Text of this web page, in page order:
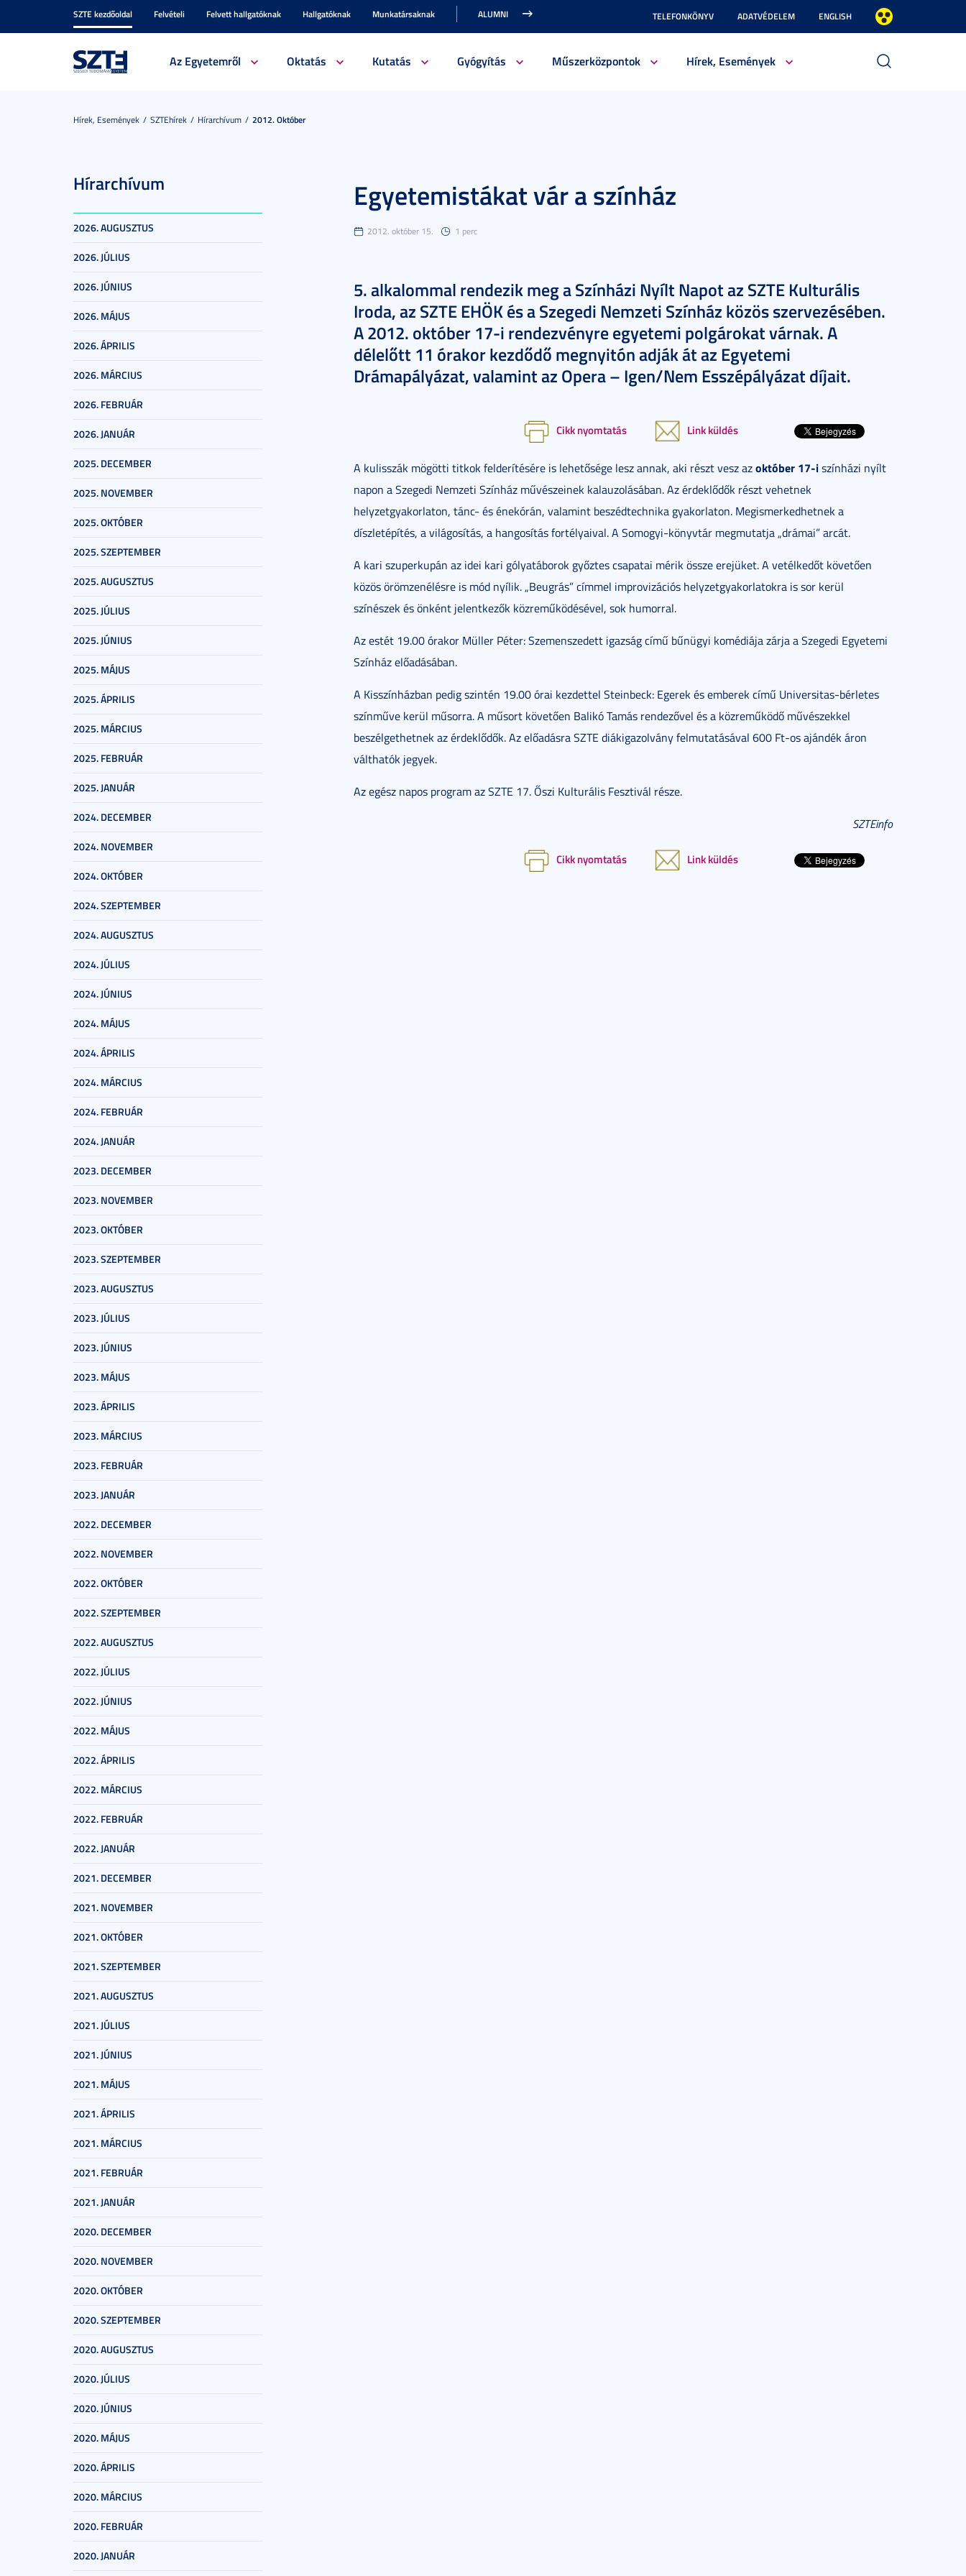
SZTE kezdőoldal Felvételi Felvett hallgatóknak Hallgatóknak Munkatársaknak ALUMNI TELEFONKÖNYV ADATVÉDELEM ENGLISH
Az Egyetemről Oktatás Kutatás Gyógyítás Műszerközpontok Hírek, Események
Hírek, Események SZTEhírek Hírarchívum 2012. Október
Hírarchívum
2026. AUGUSZTUS
2026. JÚLIUS
2026. JÚNIUS
2026. MÁJUS
2026. ÁPRILIS
2026. MÁRCIUS
2026. FEBRUÁR
2026. JANUÁR
2025. DECEMBER
2025. NOVEMBER
2025. OKTÓBER
2025. SZEPTEMBER
2025. AUGUSZTUS
2025. JÚLIUS
2025. JÚNIUS
2025. MÁJUS
2025. ÁPRILIS
2025. MÁRCIUS
2025. FEBRUÁR
2025. JANUÁR
2024. DECEMBER
2024. NOVEMBER
2024. OKTÓBER
2024. SZEPTEMBER
2024. AUGUSZTUS
2024. JÚLIUS
2024. JÚNIUS
2024. MÁJUS
2024. ÁPRILIS
2024. MÁRCIUS
2024. FEBRUÁR
2024. JANUÁR
2023. DECEMBER
2023. NOVEMBER
2023. OKTÓBER
2023. SZEPTEMBER
2023. AUGUSZTUS
2023. JÚLIUS
2023. JÚNIUS
2023. MÁJUS
2023. ÁPRILIS
2023. MÁRCIUS
2023. FEBRUÁR
2023. JANUÁR
2022. DECEMBER
2022. NOVEMBER
2022. OKTÓBER
2022. SZEPTEMBER
2022. AUGUSZTUS
2022. JÚLIUS
2022. JÚNIUS
2022. MÁJUS
2022. ÁPRILIS
2022. MÁRCIUS
2022. FEBRUÁR
2022. JANUÁR
2021. DECEMBER
2021. NOVEMBER
2021. OKTÓBER
2021. SZEPTEMBER
2021. AUGUSZTUS
2021. JÚLIUS
2021. JÚNIUS
2021. MÁJUS
2021. ÁPRILIS
2021. MÁRCIUS
2021. FEBRUÁR
2021. JANUÁR
2020. DECEMBER
2020. NOVEMBER
2020. OKTÓBER
2020. SZEPTEMBER
2020. AUGUSZTUS
2020. JÚLIUS
2020. JÚNIUS
2020. MÁJUS
2020. ÁPRILIS
2020. MÁRCIUS
2020. FEBRUÁR
2020. JANUÁR
Egyetemistákat vár a színház
2012. október 15. 1 perc
5. alkalommal rendezik meg a Színházi Nyílt Napot az SZTE Kulturális
Iroda, az SZTE EHÖK és a Szegedi Nemzeti Színház közös szervezésében.
A 2012. október 17-i rendezvényre egyetemi polgárokat várnak. A
délelőtt 11 órakor kezdődő megnyitón adják át az Egyetemi
Drámapályázat, valamint az Opera – Igen/Nem Esszépályázat díjait.
Cikk nyomtatás Link küldés
A kulisszák mögötti titkok felderítésére is lehetősége lesz annak, aki részt vesz azoktóber 17-iszínházi nyílt
napon a Szegedi Nemzeti Színház művészeinek kalauzolásában. Az érdeklődők részt vehetnek
helyzetgyakorlaton, tánc- és énekórán, valamint beszédtechnika gyakorlaton. Megismerkedhetnek a
díszletépítés, a világosítás, a hangosítás fortélyaival. A Somogyi-könyvtár megmutatja „drámai” arcát.
A kari szuperkupán az idei kari gólyatáborok győztes csapatai mérik össze erejüket. A vetélkedőt követően
közös örömzenélésre is mód nyílik. „Beugrás” címmel improvizációs helyzetgyakorlatokra is sor kerül
színészek és önként jelentkezők közreműködésével, sok humorral.
Az estét 19.00 órakor Müller Péter: Szemenszedett igazság című bűnügyi komédiája zárja a Szegedi Egyetemi
Színház előadásában.
A Kisszínházban pedig szintén 19.00 órai kezdettel Steinbeck: Egerek és emberek című Universitas-bérletes
színműve kerül műsorra. A műsort követően Balikó Tamás rendezővel és a közreműködő művészekkel
beszélgethetnek az érdeklődők. Az előadásra SZTE diákigazolvány felmutatásával 600 Ft-os ajándék áron
válthatók jegyek.
Az egész napos program az SZTE 17. Őszi Kulturális Fesztivál része.
SZTEinfo
Cikk nyomtatás Link küldés